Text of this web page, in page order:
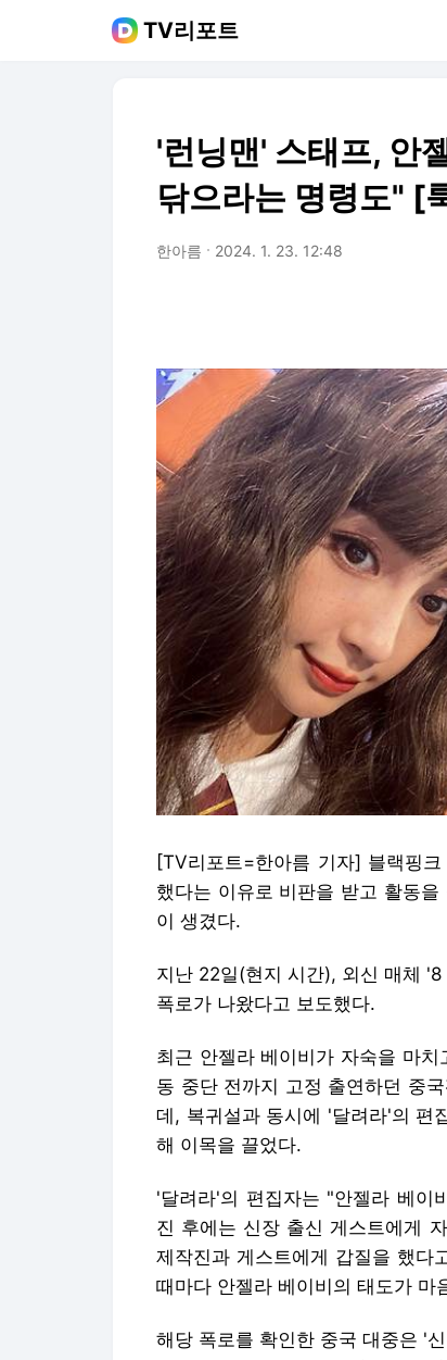
TV리포트
'런닝맨' 스태프, 안
닦으라는 명령도" [
한아름 2024. 1. 23. 12:48
[TV리포트=한아름 기자] 블랙핑
했다는 이유로 비판을 받고 활동
이 생겼다.
지난 22일(현지 시간), 외신 매체
폭로가 나왔다고 보도했다.
최근 안젤라 베이비가 자숙을 마
동 중단 전까지 고정 출연하던 중
데, 복귀설과 동시에 '달려라'의 편
해 이목을 끌었다.
'달려라'의 편집자는 "안젤라 베이
진 후에는 신장 출신 게스트에게
제작진과 게스트에게 갑질을 했다
때마다 안젤라 베이비의 태도가 마
해당 폭로를 확인한 중국 대중은 '